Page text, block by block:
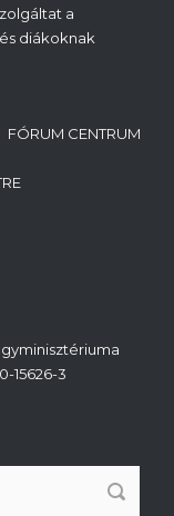
a
diákoknak
CENTRUM
15626-3